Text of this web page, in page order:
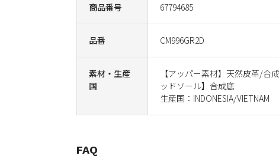
商品番号 67794685
品番 CM996GR2D
素材・生産
国
【アッパー素材】天然皮革/合
ッドソール】合成底
生産国：INDONESIA/VIETNAM
FAQ